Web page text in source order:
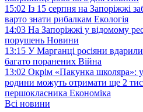
15:02 Із 15 серпня на Запоріжжі
варто знати рибалкам Екологія
14:03 На Запоріжжі у відомому
порушень Новини
13:15 У Марганці росіяни
багато поранених Війна
13:02 Окрім «Пакунка школяра»: у
родини можуть отримати ще 2
першокласника Економіка
Всі новини